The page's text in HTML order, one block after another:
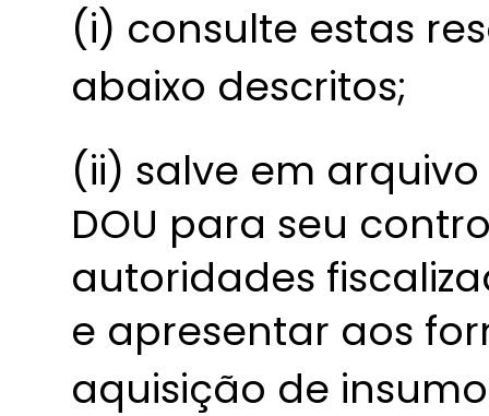
(i) consulte estas
abaixo descritos;
(ii) salve em
DOU para seu
autoridades
e apresentar aos
aquisição de